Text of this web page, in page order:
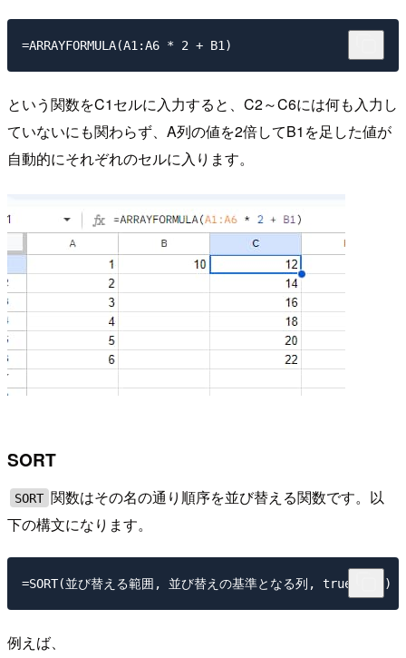
という関数をC1セルに入力すると、C2～C6には何も入力し
ていないにも関わらず、A列の値を2倍してB1を足した値が
自動的にそれぞれのセルに入ります。
SORT
SORT 関数はその名の通り順序を並び替える関数です。以
下の構文になります。
例えば、